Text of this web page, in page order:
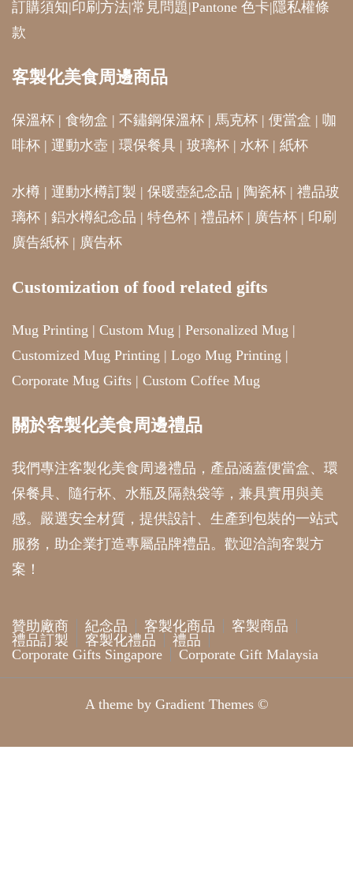
訂購須知|印刷方法|常見問題|Pantone 色卡| 隱私權條
款
客製化美食周邊商品
保溫杯 | 食物盒 | 不鏽鋼保溫杯 | 馬克杯 | 便當盒 | 咖
啡杯 | 運動水壺 | 環保餐具 | 玻璃杯 | 水杯 | 紙杯
水樽 | 運動水樽訂製 | 保暖壺紀念品 | 陶瓷杯 | 禮品玻
璃杯 | 鋁水樽紀念品 | 特色杯 | 禮品杯 | 廣告杯 | 印刷
廣告紙杯 | 廣告杯
Customization of food related gifts
Mug Printing | Custom Mug | Personalized Mug |
Customized Mug Printing | Logo Mug Printing |
Corporate Mug Gifts | Custom Coffee Mug
關於客製化美食周邊禮品
我們專注客製化美食周邊禮品，產品涵蓋便當盒、環
保餐具、隨行杯、水瓶及隔熱袋等，兼具實用與美
感。嚴選安全材質，提供設計、生產到包裝的一站式
服務，助企業打造專屬品牌禮品。歡迎洽詢客製方
案！
贊助廠商 紀念品 客製化商品
客製商品
禮品訂製
客製化禮品
禮品
Corporate Gifts Singapore
Corporate Gift Malaysia
A theme by Gradient Themes ©